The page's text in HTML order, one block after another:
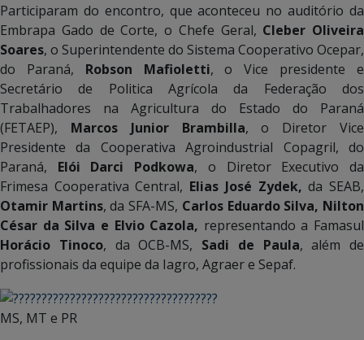
Participaram do encontro, que aconteceu no auditório da
Embrapa Gado de Corte, o Chefe Geral, Cleber Oliveira
Soares, o Superintendente do Sistema Cooperativo Ocepar,
do Paraná, Robson Mafioletti, o Vice presidente e
Secretário de Politica Agrícola da Federação dos
Trabalhadores na Agricultura do Estado do Paraná
(FETAEP), Marcos Junior Brambilla, o Diretor Vice
Presidente da Cooperativa Agroindustrial Copagril, do
Paraná, Elói Darci Podkowa, o Diretor Executivo da
Frimesa Cooperativa Central, Elias José Zydek,da SEAB,
Otamir Martins, da SFA-MS, Carlos Eduardo Silva, Nilton
César da Silva e Elvio Cazola, representando a Famasul
Horácio Tinoco, da OCB-MS, Sadi de Paula, além de
profissionais da equipe da Iagro, Agraer e Sepaf.
MS, MT e PR